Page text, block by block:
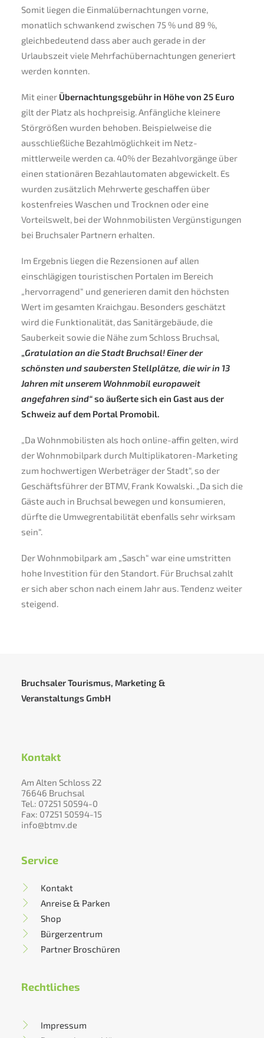
Somit liegen die Einmalübernachtungen vorne,
monatlich schwankend zwischen 75 % und 89 %,
gleichbedeutend dass aber auch gerade in der
Urlaubszeit viele Mehrfachübernachtungen generiert
werden konnten.
Mit einer Übernachtungsgebühr in Höhe von 25 Euro
gilt der Platz als hochpreisig. Anfängliche kleinere
Störgrößen wurden behoben. Beispielweise die
ausschließliche Bezahlmöglichkeit im Netz-
mittlerweile werden ca. 40% der Bezahlvorgänge über
einen stationären Bezahlautomaten abgewickelt. Es
wurden zusätzlich Mehrwerte geschaffen über
kostenfreies Waschen und Trocknen oder eine
Vorteilswelt, bei der Wohnmobilisten Vergünstigungen
bei Bruchsaler Partnern erhalten.
Im Ergebnis liegen die Rezensionen auf allen
einschlägigen touristischen Portalen im Bereich
„hervorragend“ und generieren damit den höchsten
Wert im gesamten Kraichgau. Besonders geschätzt
wird die Funktionalität, das Sanitärgebäude, die
Sauberkeit sowie die Nähe zum Schloss Bruchsal,
„Gratulation an die Stadt Bruchsal! Einer der
schönsten und saubersten Stellplätze, die wir in 13
Jahren mit unserem Wohnmobil europaweit
angefahren sind“so äußerte sich ein Gast aus der
Schweiz auf dem Portal Promobil.
„Da Wohnmobilisten als hoch online-affin gelten, wird
der Wohnmobilpark durch Multiplikatoren-Marketing
zum hochwertigen Werbeträger der Stadt“, so der
Geschäftsführer der BTMV, Frank Kowalski. „Da sich die
Gäste auch in Bruchsal bewegen und konsumieren,
dürfte die Umwegrentabilität ebenfalls sehr wirksam
sein“.
Der Wohnmobilpark am „Sasch“ war eine umstritten
hohe Investition für den Standort. Für Bruchsal zahlt
er sich aber schon nach einem Jahr aus. Tendenz weiter
steigend.
Bruchsaler Tourismus, Marketing &
Veranstaltungs GmbH
Kontakt
Am Alten Schloss 22
76646 Bruchsal
Tel.: 07251 50594-0
Fax: 07251 50594-15
info@btmv.de
Service
Kontakt
Anreise & Parken
Shop
Bürgerzentrum
Partner Broschüren
Rechtliches
Impressum